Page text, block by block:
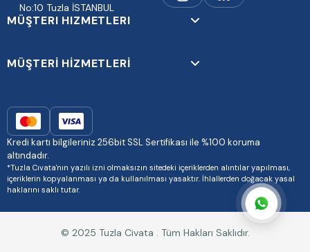
No:10 Tuzla İSTANBUL
MÜŞTERI HIZMETLERI
MÜŞTERİ HİZMETLERİ
Kredi kartı bilgileriniz 256bit SSL Sertifikası ile %100 koruma
altındadır.
*Tuzla Cıvata'nın yazılı izni olmaksızın sitedeki içeriklerden alıntılar yapılması,
içeriklerin kopyalanması ya da kullanılması yasaktır. İhlallerden doğacak yasal
haklarını saklı tutar.
© 2025 Tuzla Civata . Tüm Hakları Saklıdır.